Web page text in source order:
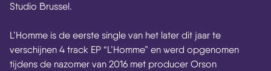
Studio Brussel.
L’Homme is de eerste single van het later dit jaar te
verschijnen 4 track EP “L’Homme” en werd opgenomen
tijdens de nazomer van 2016 met producer Orson